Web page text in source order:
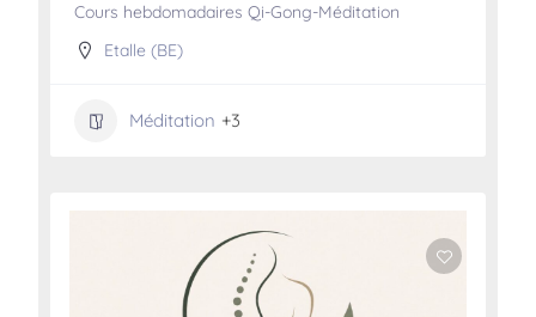
Cours hebdomadaires Qi-Gong-Méditation
Etalle (BE)
Méditation +3